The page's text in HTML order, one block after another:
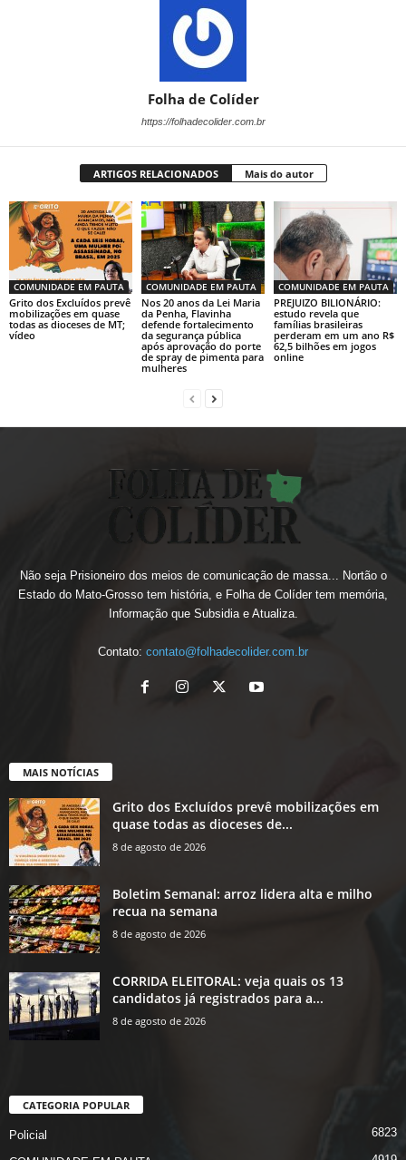
Folha de Colíder
https://folhadecolider.com.br
ARTIGOS RELACIONADOS Mais do autor
COMUNIDADE EM PAUTA
Grito dos Excluídos prevê
mobilizações em quase
todas as dioceses de MT;
vídeo
COMUNIDADE EM PAUTA
Nos 20 anos da Lei Maria
da Penha, Flavinha
defende fortalecimento
da segurança pública
após aprovação do porte
de spray de pimenta para
mulheres
COMUNIDADE EM PAUTA
PREJUIZO BILIONÁRIO:
estudo revela que
famílias brasileiras
perderam em um ano R$
62,5 bilhões em jogos
online
Não seja Prisioneiro dos meios de comunicação de massa... Nortão o
Estado do Mato-Grosso tem história, e Folha de Colíder tem memória,
Informação que Subsidia e Atualiza.
Contato: contato@folhadecolider.com.br
MAIS NOTÍCIAS
Grito dos Excluídos prevê mobilizações em
quase todas as dioceses de...
8 de agosto de 2026
Boletim Semanal: arroz lidera alta e milho
recua na semana
8 de agosto de 2026
CORRIDA ELEITORAL: veja quais os 13
candidatos já registrados para a...
8 de agosto de 2026
CATEGORIA POPULAR
Policial 6823